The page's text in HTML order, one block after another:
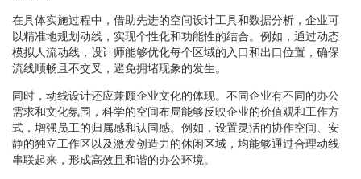
在具体实施过程中，借助先进的空间设计工具和数据分析，企业可
以精准地规划动线，实现个性化和功能性的结合。例如，通过动态
模拟人流动线，设计师能够优化每个区域的入口和出口位置，确保
流线顺畅且不交叉，避免拥堵现象的发生。
同时，动线设计还应兼顾企业文化的体现。不同企业有不同的办公
需求和文化氛围，科学的空间布局能够反映企业的价值观和工作方
式，增强员工的归属感和认同感。例如，设置灵活的协作空间、安
静的独立工作区以及激发创造力的休闲区域，均能够通过合理动线
串联起来，形成高效且和谐的办公环境。